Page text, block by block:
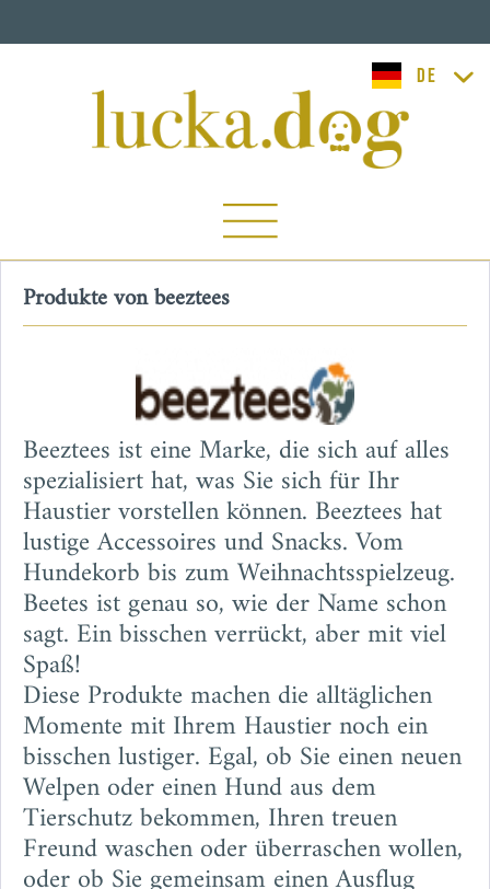
lucka.dog
Produkte von beeztees
Beeztees ist eine Marke, die sich auf alles
spezialisiert hat, was Sie sich für Ihr
Haustier vorstellen können. Beeztees hat
lustige Accessoires und Snacks. Vom
Hundekorb bis zum Weihnachtsspielzeug.
Beetes ist genau so, wie der Name schon
sagt. Ein bisschen verrückt, aber mit viel
Spaß!
Diese Produkte machen die alltäglichen
Momente mit Ihrem Haustier noch ein
bisschen lustiger. Egal, ob Sie einen neuen
Welpen oder einen Hund aus dem
Tierschutz bekommen, Ihren treuen
Freund waschen oder überraschen wollen,
oder ob Sie gemeinsam einen Ausflug